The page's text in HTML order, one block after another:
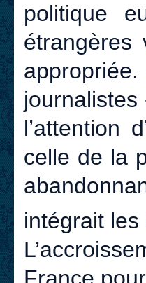
politique
étrangères
l’attention
celle de la
intégrait
France